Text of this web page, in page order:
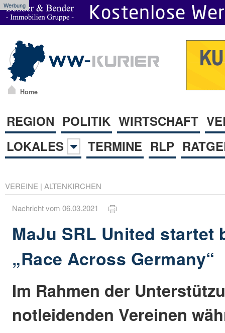
Werbung
Home
REGION POLITIK WIRTSCHAFT
LOKALES
TERMINE RLP
VEREINE | ALTENKIRCHEN
Nachricht vom 06.03.2021
MaJu SRL United startet
„Race Across Germany“
Im Rahmen der
notleidenden Vereinen